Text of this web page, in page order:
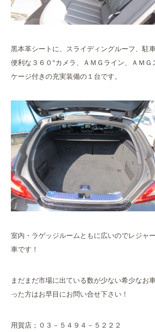
黒本革シートに、スライディングルーフ、駐
便利な３６０°カメラ、ＡＭＧライン、ＡＭＧ
ケージ付きの充実装備の１台です。
室内・ラゲッジルームともに広いのでレジャ
車です！
まだまだ市場に出ている数が少ない希少なお
った方はお早目にお問い合せ下さい！
用賀店；０３－５４９４－５２２２